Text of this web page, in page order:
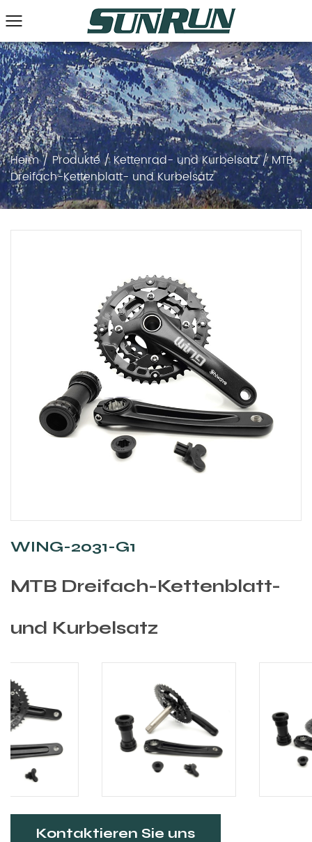
Heim/Produkte/Kettenrad- und Kurbelsatz/MTB
Dreifach-Kettenblatt- und Kurbelsatz
WING-2031-G1
MTB Dreifach-Kettenblatt-
und Kurbelsatz
Kontaktieren Sie uns